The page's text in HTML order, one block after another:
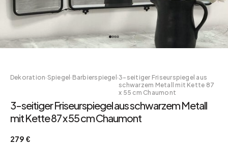
Dekoration·Spiegel · Barbierspiegel ·3-seitiger Friseurspiegel aus
schwarzem Metall mit Kette 87
x 55 cm Chaumont
3-seitiger Friseurspiegel aus schwarzem Metall
mit Kette 87 x 55 cm Chaumont
279 €